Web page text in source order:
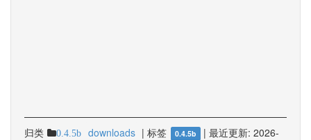
归类 0.4.5b downloads | 标签 0.4.5b | 最近更新: 2026-